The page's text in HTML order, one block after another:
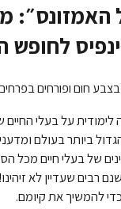
לחופש
לימודית על בעלי
ביותר בעולם
30 מיליון מינים של בעלי חיים
רבים שעדיין לא
להמשיך את קיומם.